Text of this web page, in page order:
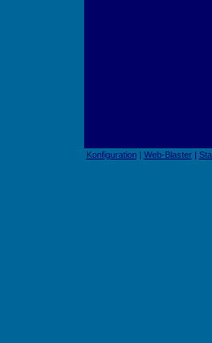
Konfiguration| Web-Blaster|